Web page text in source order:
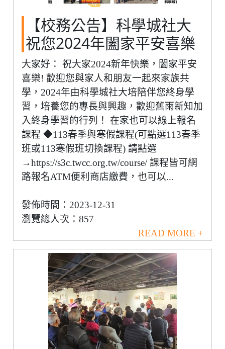
【校務公告】科學城社大
祝您2024年闔家平安喜樂
大家好： 祝大家2024新年快樂，闔家平安
喜樂! 歡迎您與家人和朋友一起來家族共
學，2024年由科學城社大培陪伴您終身學
習，培養您的專長與興趣，歡迎舊雨新知加
入終身學習的行列！ 在家也可以線上報名
課程 ◆113春季與寒假課程(可點選113春季
班或113寒假班切換課程) 請點選
→https://s3c.twcc.org.tw/course/ 課程皆可網
路報名ATM便利商店繳費，也可以...
發佈時間：2023-12-31
瀏覽總人次：857
READ MORE +